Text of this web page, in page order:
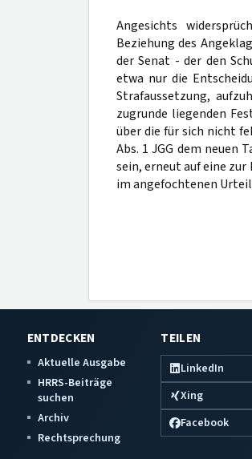
Angesichts
Beziehung des
der Senat - der den
etwa nur die
Strafaussetzung,
zugrunde liegenden
über die für sich nicht
Abs. 1 JGG dem
sein, erneut auf eine
im angefochtenen
ENTDECKEN
Aktuelle Ausgabe
HRRS-Beiträge
suchen
Archiv
Rechtsprechung
TEILEN
LinkedIn
Xing
Facebook